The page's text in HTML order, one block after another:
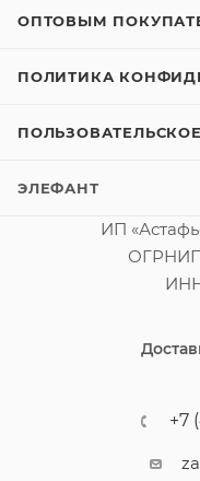
ОПТОВЫМ
ПОЛИТИКА
ЭЛЕФАНТ
ИП
ОГРНИП
+7